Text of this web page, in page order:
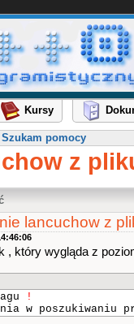
Kursy
Szukam pomocy
z
lancuchow z
, który wygląda z
!
w poszukiwaniu